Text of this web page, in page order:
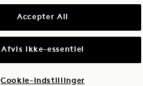
Accepter All
Afvis ikke-essentiel
Cookie-indstillinger